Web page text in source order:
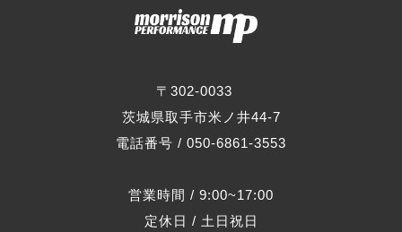
〒302-0033
茨城県取手市米ノ井44-7
電話番号 / 050-6861-3553
営業時間 / 9:00~17:00
定休日 / 土日祝日